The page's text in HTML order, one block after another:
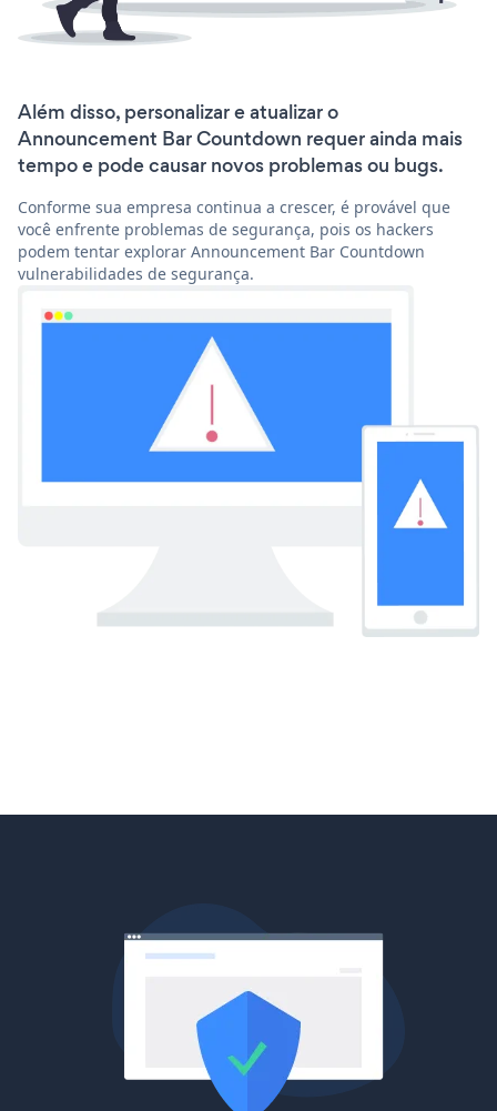
Além disso, personalizar e atualizar o
Announcement Bar Countdown requer ainda mais
tempo e pode causar novos problemas ou bugs.
Conforme sua empresa continua a crescer, é provável que
você enfrente problemas de segurança, pois os hackers
podem tentar explorar Announcement Bar Countdown
vulnerabilidades de segurança.